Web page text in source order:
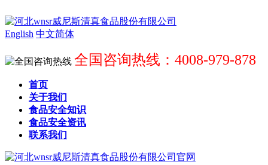
English 中文简体
全国咨询热线：4008-979-878
首页
关于我们
食品安全知识
食品安全资讯
联系我们